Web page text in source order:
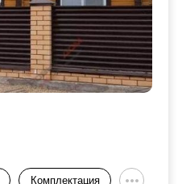
Комплектация